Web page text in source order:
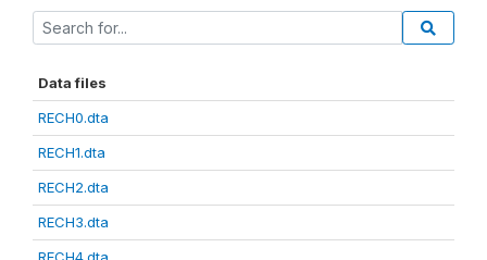
Data files
RECH0.dta
RECH1.dta
RECH2.dta
RECH3.dta